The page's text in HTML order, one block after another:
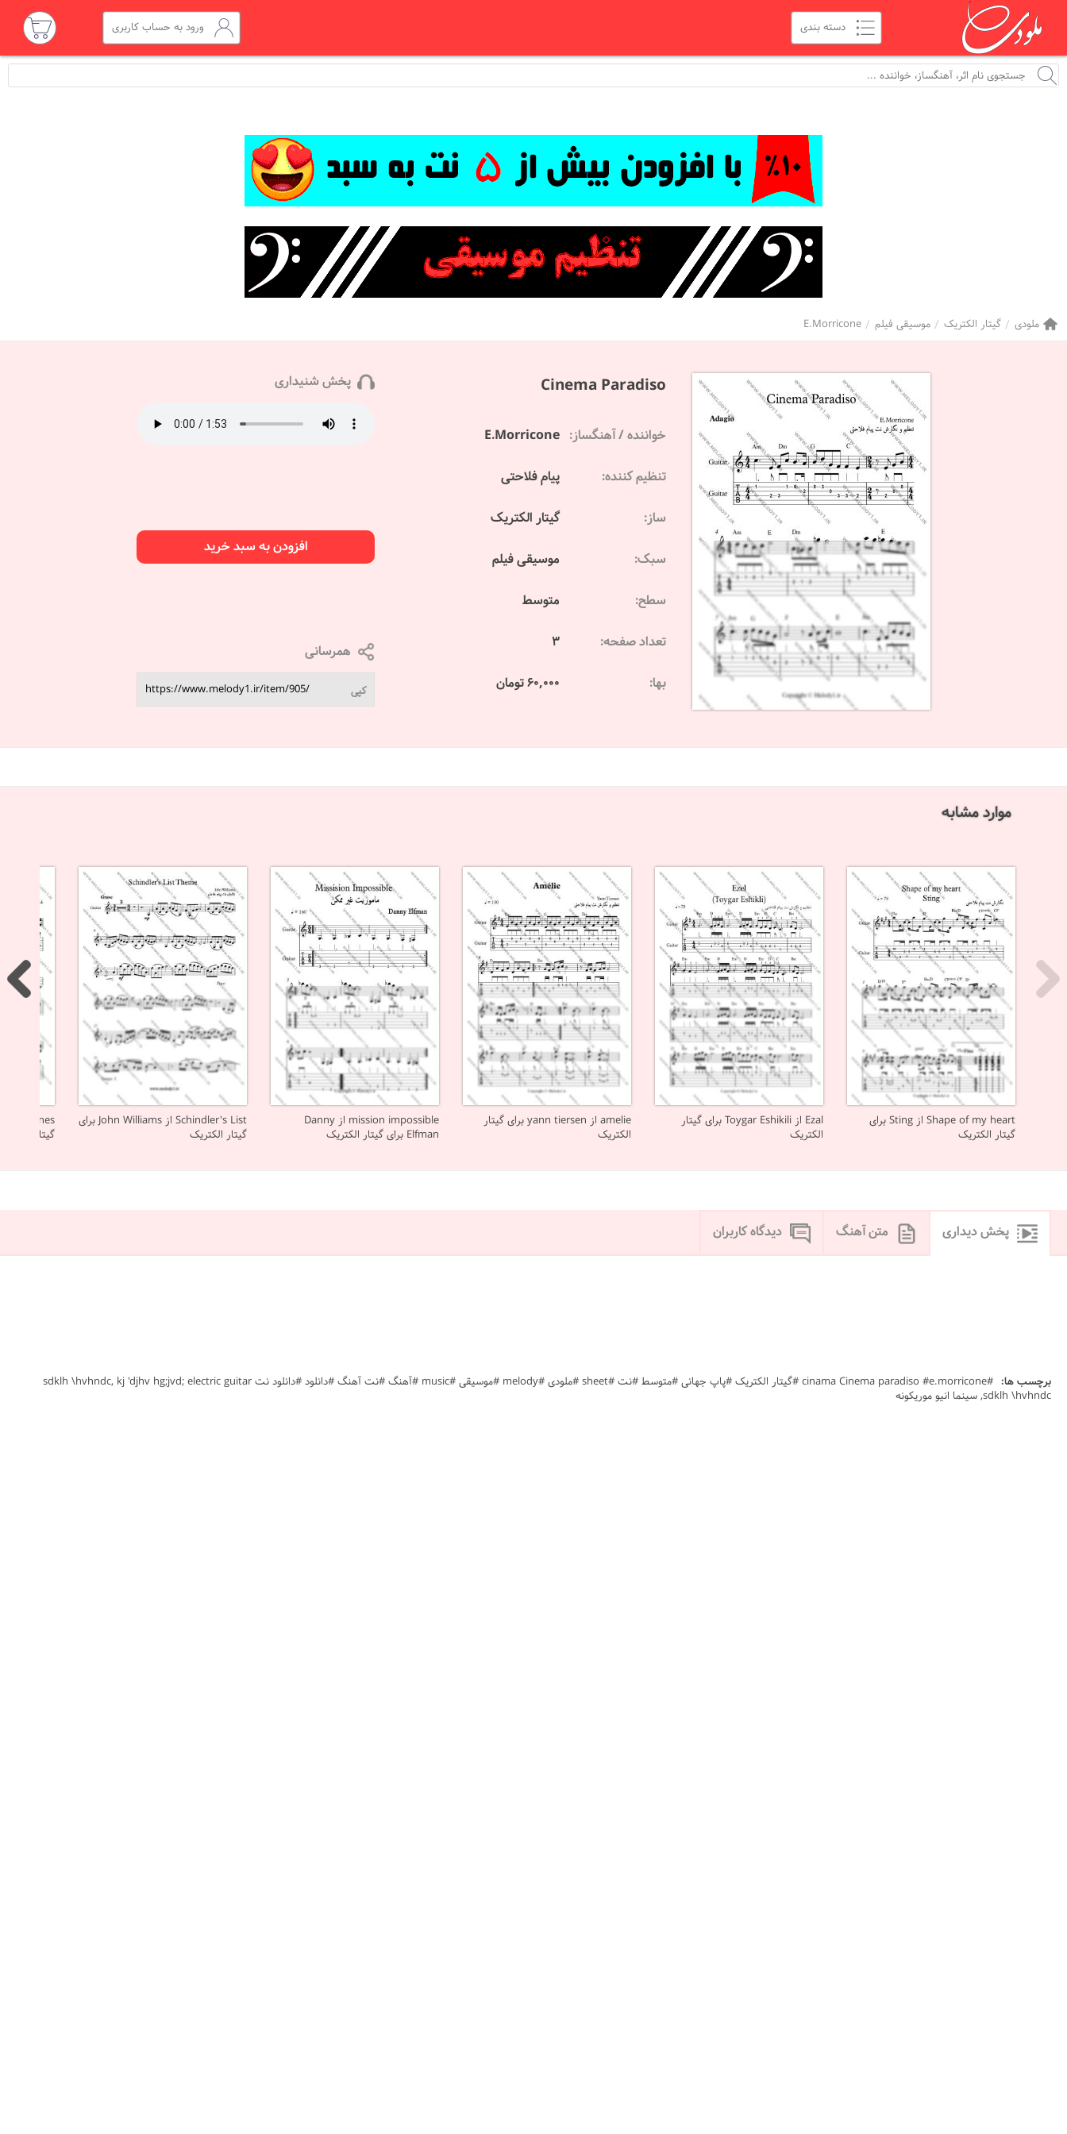
ورود به حساب کاربری
ملودی گیتار الکتریک موسیقی فیلم E.Morricone
Cinema Paradiso
خواننده / آهنگساز: E.Morricone
تنظیم کننده: پیام فلاحتی
ساز: گیتار الکتریک
سبک: موسیقی فیلم
سطح: متوسط
تعداد صفحه: 3
بها: 60,000 تومان
پخش شنیداری
افزودن به سبد خرید
همرسانی
کپی
موارد مشابه
Shape of my heart از Sting برای
گیتار الکتریک
Ezal از Toygar Eshikili برای گیتار
الکتریک
amelie از yann tiersen برای گیتار
الکتریک
mission impossible از Danny
Elfman برای گیتار الکتریک
Schindler's List از John Williams برای
گیتار الکتریک
گیتار
پخش دیداری متن آهنگ دیدگاه کاربران
برچسب ها:
#cinama Cinema paradiso #e.morricone #گیتار الکتریک #پاپ جهانی #متوسط #نت #sheet #ملودی #melody #موسیقی #music #آهنگ #نت آهنگ #دانلود #دانلود نت sdklh \hvhndc, kj 'djhv hg;jvd; electric guitar
sdklh \hvhndc, سینما انیو موریکونه